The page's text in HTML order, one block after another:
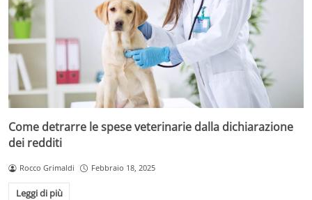
Come detrarre le spese veterinarie dalla dichiarazione
dei redditi
Rocco Grimaldi Febbraio 18, 2025
Leggi di più